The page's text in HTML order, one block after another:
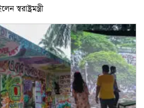
স্বরাষ্ট্রমন্ত্রী